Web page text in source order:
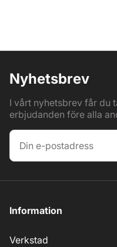
Nyhetsbrev
I vårt nyhetsbrev får du
erbjudanden före alla
Information
Verkstad